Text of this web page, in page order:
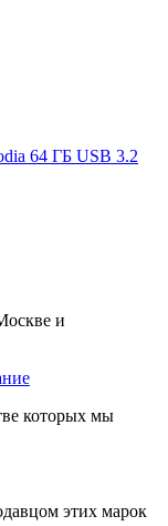
64 ГБ USB 3.2
и
которых мы
этих марок